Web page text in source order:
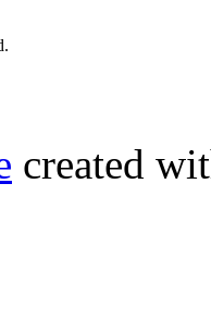
created